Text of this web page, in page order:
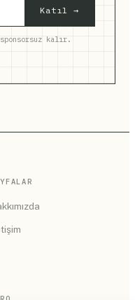
Katıl →
kalır.